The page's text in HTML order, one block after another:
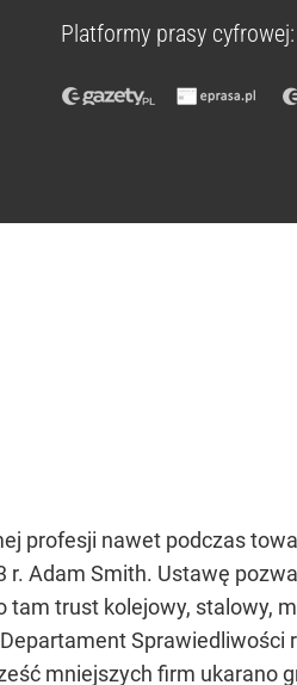
Platformy prasy cyfrowej:
profesji nawet podczas
r. Adam Smith. Ustawę
trust kolejowy, stalowy,
Sprawiedliwości
mniejszych firm ukarano